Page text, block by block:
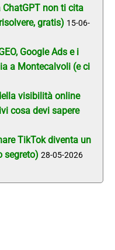
non ti cita
gratis) 15-06-
Google Ads e i
a Montecalvoli (e ci
visibilità online
cosa devi sapere
TikTok diventa un
segreto) 28-05-2026